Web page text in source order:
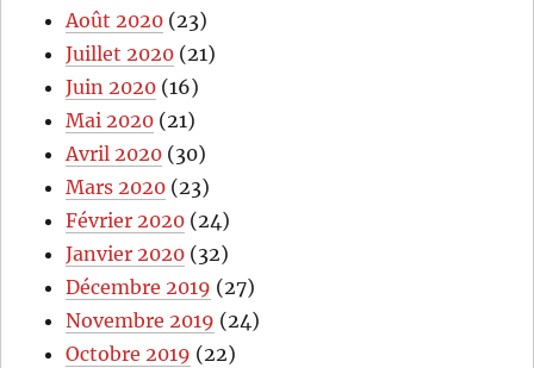
Août 2020 (23)
Juillet 2020 (21)
Juin 2020 (16)
Mai 2020 (21)
Avril 2020 (30)
Mars 2020 (23)
Février 2020 (24)
Janvier 2020 (32)
Décembre 2019 (27)
Novembre 2019 (24)
Octobre 2019 (22)